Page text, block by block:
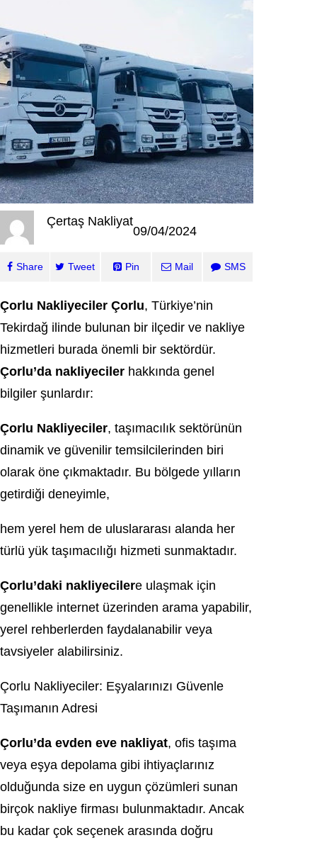
Çertaş Nakliyat
09/04/2024
Share Tweet Pin Mail SMS
Çorlu Nakliyeciler Çorlu, Türkiye’nin
Tekirdağ ilinde bulunan bir ilçedir ve nakliye
hizmetleri burada önemli bir sektördür.
Çorlu’da nakliyeciler hakkında genel
bilgiler şunlardır:
Çorlu Nakliyeciler, taşımacılık sektörünün
dinamik ve güvenilir temsilcilerinden biri
olarak öne çıkmaktadır. Bu bölgede yılların
getirdiği deneyimle,
hem yerel hem de uluslararası alanda her
türlü yük taşımacılığı hizmeti sunmaktadır.
Çorlu’daki nakliyecilere ulaşmak için
genellikle internet üzerinden arama yapabilir,
yerel rehberlerden faydalanabilir veya
tavsiyeler alabilirsiniz.
Çorlu Nakliyeciler: Eşyalarınızı Güvenle
Taşımanın Adresi
Çorlu’da evden eve nakliyat, ofis taşıma
veya eşya depolama gibi ihtiyaçlarınız
olduğunda size en uygun çözümleri sunan
birçok nakliye firması bulunmaktadır. Ancak
bu kadar çok seçenek arasında doğru